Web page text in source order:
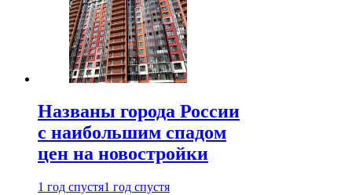
Названы города России
с наибольшим спадом
цен на новостройки
1 год спустя1 год спустя